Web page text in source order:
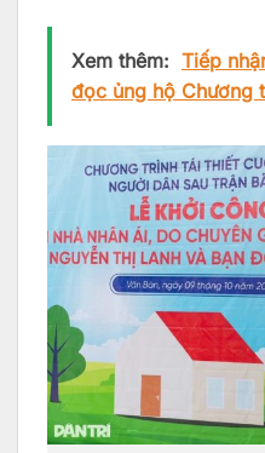
Xem thêm: Tiếp
đọc ủng hộ Chương